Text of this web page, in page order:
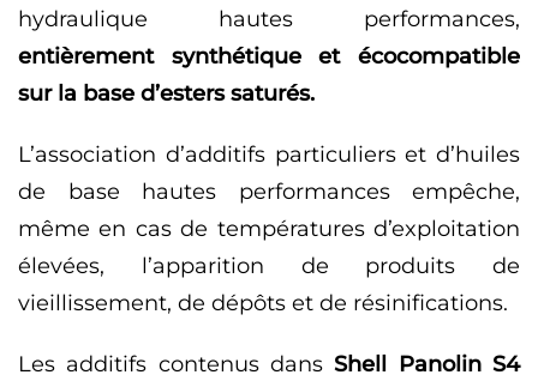
hydraulique hautes performances,
entièrement synthétique et écocompatible
sur la base d’esters saturés.
L’association d’additifs particuliers et d’huiles
de base hautes performances empêche,
même en cas de températures d’exploitation
élevées, l’apparition de produits de
vieillissement, de dépôts et de résinifications.
Les additifs contenus dansShell Panolin S4